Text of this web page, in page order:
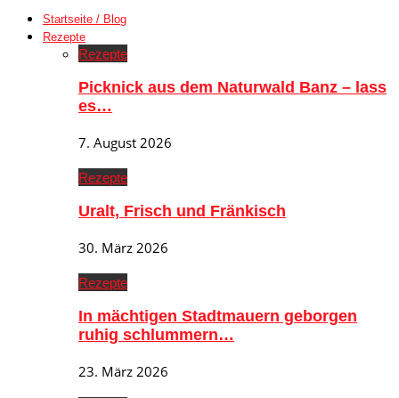
Startseite / Blog
Rezepte
Rezepte
Picknick aus dem Naturwald Banz – lass
es…
7. August 2026
Rezepte
Uralt, Frisch und Fränkisch
30. März 2026
Rezepte
In mächtigen Stadtmauern geborgen
ruhig schlummern…
23. März 2026